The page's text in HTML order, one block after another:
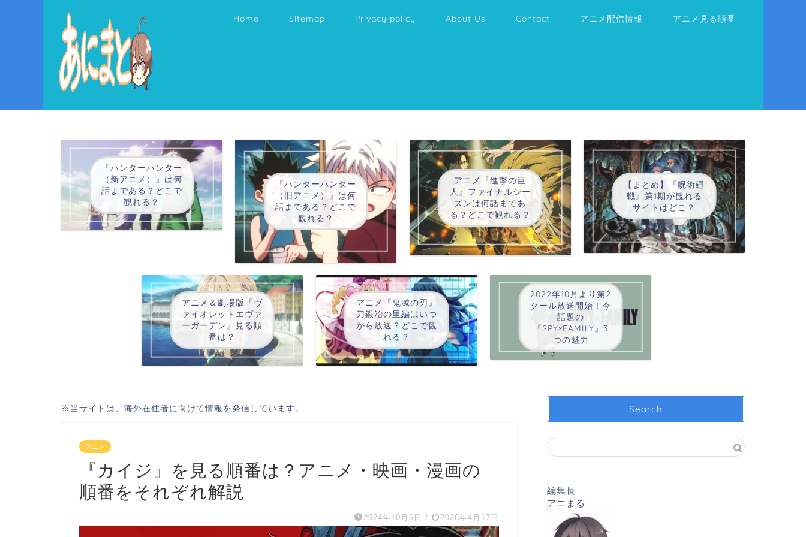
Home Sitemap Privacy policy About Us Contact アニメ配信情報 アニメ見る順番
『ハンターハンター
（新アニメ）』は何
話まである？どこで
観れる？
『ハンターハンター
（旧アニメ）』は何
話まである？どこで
観れる？
アニメ『進撃の巨
人』ファイナルシー
ズンは何話まであ
る？どこで観れる？
【まとめ】『呪術廻
戦』第1期が観れる
サイトはどこ？
アニメ＆劇場版『ヴ
ァイオレットエヴァ
ーガーデン』見る順
番は？
アニメ『鬼滅の刃』
刀鍛冶の里編はいつ
から放送？どこで観
れる？
2022年10月より第2
クール放送開始！今
話題の
『SPY×FAMILY』3
つの魅力
※当サイトは、海外在住者に向けて情報を発信しています。
アニメ
『カイジ』を見る順番は？アニメ・映画・漫画の
順番をそれぞれ解説
2024年10月6日 / 2026年4月17日
Search
編集長
アニまる